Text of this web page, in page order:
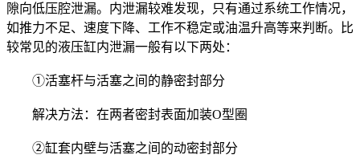
隙向低压腔泄漏。内泄漏较难发现，只有通过系统工作情况，
如推力不足、速度下降、工作不稳定或油温升高等来判断。比
较常见的液压缸内泄漏一般有以下两处：
①活塞杆与活塞之间的静密封部分
解决方法：在两者密封表面加装O型圈
②缸套内壁与活塞之间的动密封部分